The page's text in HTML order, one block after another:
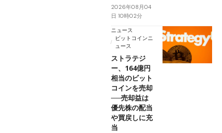
2026年08月04
日 10時02分
ニュース
ビットコインニ
ュース
ストラテジ
ー、164億円
相当のビット
コインを売却
──売却益は
優先株の配当
や買戻しに充
当